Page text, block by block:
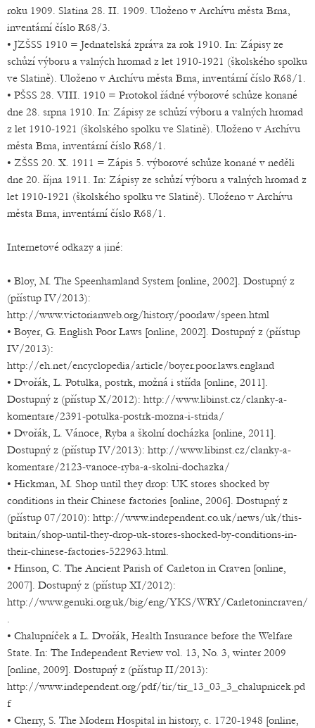
roku 1909. Slatina 28. II. 1909. Uloženo v Archívu města Brna,
inventární číslo R68/3.
• JZŠSS 1910 = Jednatelská zpráva za rok 1910. In: Zápisy ze
schůzí výboru a valných hromad z let 1910-1921 (školského spolku
ve Slatině). Uloženo v Archívu města Brna, inventární číslo R68/1.
• PŠSS 28. VIII. 1910 = Protokol řádné výborové schůze konané
dne 28. srpna 1910. In: Zápisy ze schůzí výboru a valných hromad
z let 1910-1921 (školského spolku ve Slatině). Uloženo v Archívu
města Brna, inventární číslo R68/1.
• ZŠSS 20. X. 1911 = Zápis 5. výborové schůze konané v neděli
dne 20. října 1911. In: Zápisy ze schůzí výboru a valných hromad z
let 1910-1921 (školského spolku ve Slatině). Uloženo v Archívu
města Brna, inventární číslo R68/1.
Internetové odkazy a jiné:
• Bloy, M. The Speenhamland System [online, 2002]. Dostupný z
(přístup IV/2013):
http://www.victorianweb.org/history/poorlaw/speen.html
• Boyer, G. English Poor Laws [online, 2002]. Dostupný z (přístup
IV/2013):
http://eh.net/encyclopedia/article/boyer.poor.laws.england
• Dvořák, L. Potulka, postrk, možná i střída [online, 2011].
Dostupný z (přístup X/2012): http://www.libinst.cz/clanky-a-
komentare/2391-potulka-postrk-mozna-i-strida/
• Dvořák, L. Vánoce, Ryba a školní docházka [online, 2011].
Dostupný z (přístup IV/2013): http://www.libinst.cz/clanky-a-
komentare/2123-vanoce-ryba-a-skolni-dochazka/
• Hickman, M. Shop until they drop: UK stores shocked by
conditions in their Chinese factories [online, 2006]. Dostupný z
(přístup 07/2010): http://www.independent.co.uk/news/uk/this-
britain/shop-until-they-drop-uk-stores-shocked-by-conditions-in-
their-chinese-factories-522963.html.
• Hinson, C. The Ancient Parish of Carleton in Craven [online,
2007]. Dostupný z (přístup XI/2012):
http://www.genuki.org.uk/big/eng/YKS/WRY/Carletonincraven/
.
• Chalupníček a L. Dvořák, Health Insurance before the Welfare
State. In: The Independent Review vol. 13, No. 3, winter 2009
[online, 2009]. Dostupný z (přístup II/2013):
http://www.independent.org/pdf/tir/tir_13_03_3_chalupnicek.pd
f
• Cherry, S. The Modern Hospital in history, c. 1720-1948 [online,